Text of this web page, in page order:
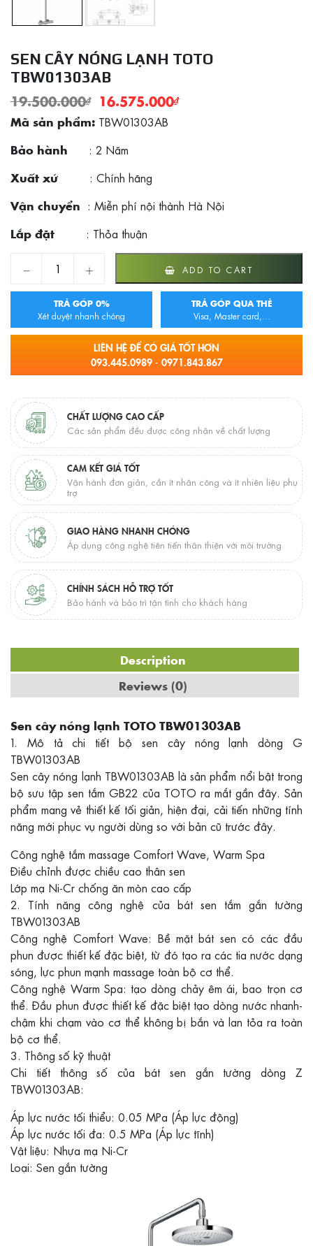
SEN CÂY NÓNG LẠNH TOTO
TBW01303AB
19.500.000₫ 16.575.000₫
Mã sản phẩm: TBW01303AB
Bảo hành : 2 Năm
Xuất xứ : Chính hãng
Vận chuyển : Miễn phí nội thành Hà Nội
Lắp đặt : Thỏa thuận
Sen cây nóng lạnh TOTO TBW01303AB quantity
ADD TO CART
TRẢ GÓP 0%
Xét duyệt nhanh chóng
TRẢ GÓP QUA THẺ
Visa, Master card,...
LIÊN HỆ ĐỂ CÓ GIÁ TỐT HƠN
093.445.0989 - 0971.843.867
CHẤT LƯỢNG CAO CẤP
Các sản phẩm đều được công nhận về chất lượng
CAM KẾT GIÁ TỐT
Vận hành đơn giản, cần ít nhân công và ít nhiên liệu phụ
trợ
GIAO HÀNG NHANH CHÓNG
Áp dụng công nghệ tiên tiến thân thiện với môi trường
CHÍNH SÁCH HỖ TRỢ TỐT
Bảo hành và bảo trì tận tình cho khách hàng
Description
Reviews (0)
Sen cây nóng lạnh TOTO TBW01303AB
1. Mô tả chi tiết bộ sen cây nóng lạnh dòng G
TBW01303AB
Sen cây nóng lạnh TBW01303AB là sản phẩm nổi bật trong
bộ sưu tập sen tắm GB22 của TOTO ra mắt gần đây. Sản
phẩm mang vẻ thiết kế tối giản, hiện đại, cải tiến những tính
năng mới phục vụ người dùng so với bản cũ trước đây.
Công nghệ tắm massage Comfort Wave, Warm Spa
Điều chỉnh được chiều cao thân sen
Lớp mạ Ni-Cr chống ăn mòn cao cấp
2. Tính năng công nghệ của bát sen tắm gắn tường
TBW01303AB
Công nghệ Comfort Wave: Bề mặt bát sen có các đầu
phun được thiết kế đặc biệt, từ đó tạo ra các tia nước dạng
sóng, lực phun mạnh massage toàn bộ cơ thể.
Công nghệ Warm Spa: tạo dòng chảy êm ái, bao trọn cơ
thể. Đầu phun được thiết kế đặc biệt tạo dòng nước nhanh-
chậm khi chạm vào cơ thể không bị bắn và lan tỏa ra toàn
bộ cơ thể.
3. Thông số kỹ thuật
Chi tiết thông số của bát sen gắn tường dòng Z
TBW01303AB:
Áp lực nước tối thiểu: 0.05 MPa (Áp lực động)
Áp lực nước tối đa: 0.5 MPa (Áp lực tĩnh)
Vật liệu: Nhựa mạ Ni-Cr
Loại: Sen gắn tường